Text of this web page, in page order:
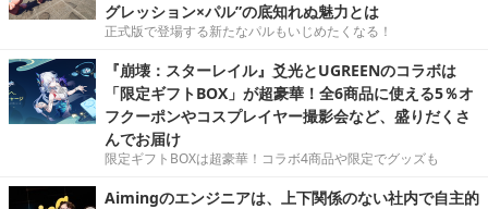
グレッション×パル”の底知れぬ魅力とは
正式版で登場する新たなパルもいじめたくなる！
『崩壊：スターレイル』爻光とUGREENのコラボは
「限定ギフトBOX」が超豪華！全6商品に使える5％オ
フクーポンやコスプレイヤー撮影会など、盛りだくさ
んでお届け
限定ギフトBOXは超豪華！コラボ4商品や限定でグッズも
Aimingのエンジニアは、上下関係のない社内で自主的